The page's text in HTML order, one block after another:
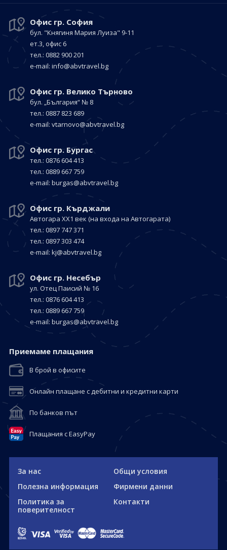
Офис гр. София
бул. "Княгиня Мария Луиза" 9-11
ет.3, офис 6
тел.: 0882 900 201
е-mail: info@abvtravel.bg
Офис гр. Велико Търново
бул. „България“ № 8
тел.: 0887 823 689
е-mail: vtarnovo@abvtravel.bg
Офис гр. Бургас
тел.: 0876 604 413
тел.: 0889 667 759
е-mail: burgas@abvtravel.bg
Офис гр. Кърджали
Автогара ХХ1 век (на входа на Автогарата)
тел.: 0897 747 371
тел.: 0897 303 474
е-mail: kj@abvtravel.bg
Офис гр. Несебър
ул. Отец Паисий № 16
тел.: 0876 604 413
тел.: 0889 667 759
е-mail: burgas@abvtravel.bg
Приемaме плащания
В брой в офисите
Онлайн плащане с дебитни и кредитни карти
По банков път
Плащания с EasyPay
За нас
Общи условия
Полезна информация
Фирмени данни
Политика за
поверителност
Контакти